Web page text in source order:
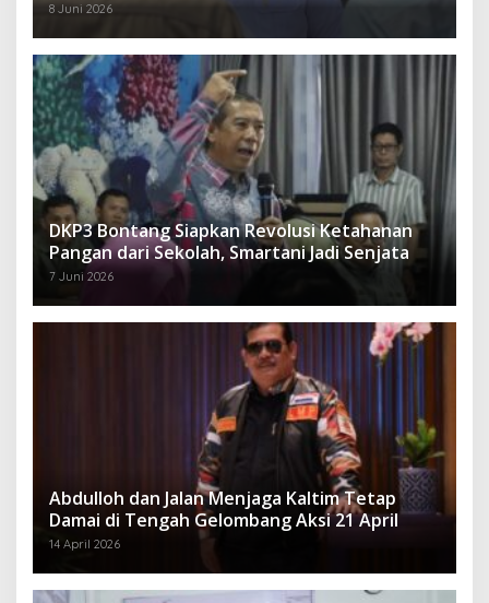
8 Juni 2026
DKP3 Bontang Siapkan Revolusi Ketahanan
Pangan dari Sekolah, Smartani Jadi Senjata
7 Juni 2026
Abdulloh dan Jalan Menjaga Kaltim Tetap
Damai di Tengah Gelombang Aksi 21 April
14 April 2026